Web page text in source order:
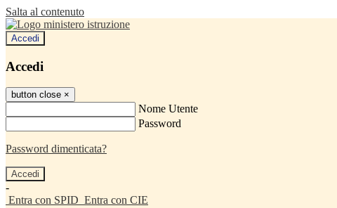
Salta al contenuto
Accedi
Accedi
button close ×
Nome Utente
Password
Password dimenticata?
-
Entra con SPID Entra con CIE